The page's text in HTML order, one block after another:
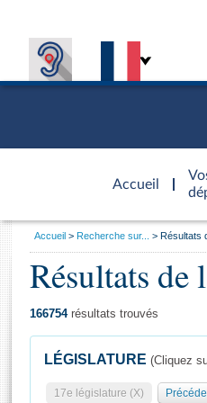
Accueil
d'accueil
Général
Vous
Accueil Recherche sur... Résultats
Résultats de
166754résultats trouvés
LÉGISLATURE (Cliquez
17e législature (X)